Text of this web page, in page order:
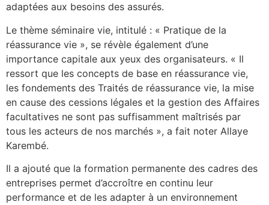
adaptées aux besoins des assurés.
Le thème séminaire vie, intitulé : « Pratique de la
réassurance vie », se révèle également d’une
importance capitale aux yeux des organisateurs. « Il
ressort que les concepts de base en réassurance vie,
les fondements des Traités de réassurance vie, la mise
en cause des cessions légales et la gestion des Affaires
facultatives ne sont pas suffisamment maîtrisés par
tous les acteurs de nos marchés », a fait noter Allaye
Karembé.
Il a ajouté que la formation permanente des cadres des
entreprises permet d’accroître en continu leur
performance et de les adapter à un environnement